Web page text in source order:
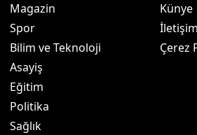
Magazin
Spor
Bilim ve Teknoloji
Asayiş
Eğitim
Politika
Sağlık
Künye
İletişim
Çerez